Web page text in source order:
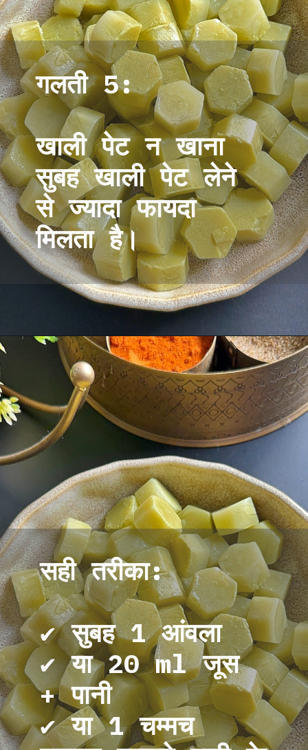
गलती 5:
खाली पेट न खाना
सुबह खाली पेट लेने
से ज्यादा फायदा
मिलता है।
सही तरीका:
✔ सुबह 1 आंवला
✔ या 20 ml जूस
+ पानी
✔ या 1 चम्मच